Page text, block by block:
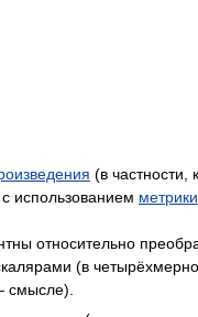
(в частности,
использованием
относительно
(в